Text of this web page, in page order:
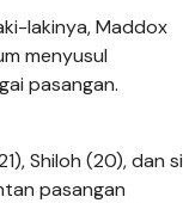
lakinya, Maddox
menyusul
pasangan.
Shiloh (20), dan si
pasangan